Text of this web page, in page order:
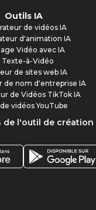
Outils IA
de vidéos IA
d'animation IA
Vidéo avec IA
Texte-à-Vidéo
de sites web IA
de nom d'entreprise IA
de Vidéos TikTok IA
vidéos YouTube
de l'outil de création